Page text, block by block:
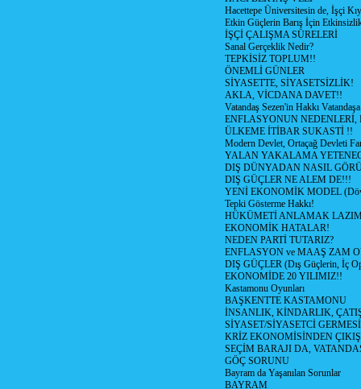
Hacettepe Üniversitesin de, İşçi
Etkin Güçlerin Barış İçin
İŞÇİ ÇALIŞMA SÜRELERİ
Sanal Gerçeklik Nedir?
TEPKİSİZ TOPLUM!!
ÖNEMLİ GÜNLER
SİYASETTE, SİYASETSİZLİK!
AKLA, VİCDANA DAVET!!
Vatandaş Sezen'in Hakkı
ENFLASYONUN NEDENLERİ,
ÜLKEME İTİBAR SUKASTİ !!
Modern Devlet, Ortaçağ Devleti
YALAN YAKALAMA
DIŞ DÜNYADAN NASIL
DIŞ GÜÇLER NE ALEM DE!!!
YENİ EKONOMİK MODEL
Tepki Gösterme Hakkı!
HÜKÜMETİ ANLAMAK
EKONOMİK HATALAR!
NEDEN PARTİ TUTARIZ?
ENFLASYON ve MAAŞ ZAM
DIŞ GÜÇLER (Dış Güçlerin, İç
EKONOMİDE 20 YILIMIZ!!
Kastamonu Oyunları
BAŞKENTTE KASTAMONU
İNSANLIK, KİNDARLIK,
SİYASET/SİYASETCİ
KRİZ EKONOMİSİNDEN ÇIKIŞ
SEÇİM BARAJI DA,
GÖÇ SORUNU
Bayram da Yaşanılan Sorunlar
BAYRAM